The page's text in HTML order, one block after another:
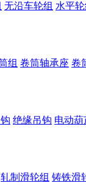
无沿车轮组 水平
组 卷筒轴承座 卷
绝缘吊钩 电动
轧制滑轮组 铸铁滑